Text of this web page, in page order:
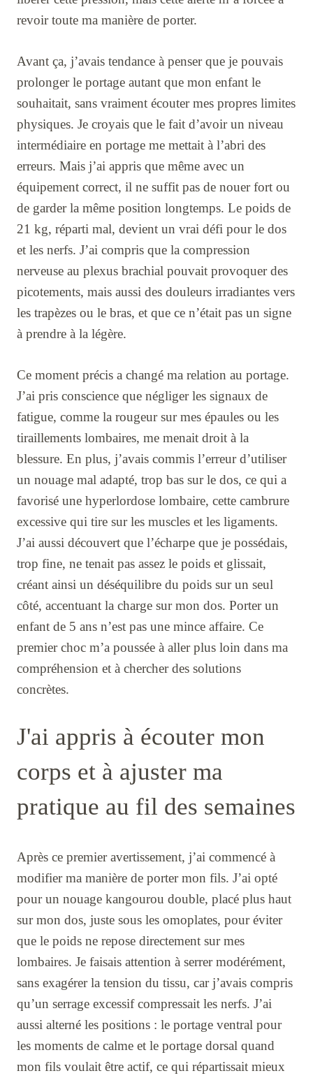
revoir toute ma manière de porter.
Avant ça, j’avais tendance à penser que je pouvais
prolonger le portage autant que mon enfant le
souhaitait, sans vraiment écouter mes propres limites
physiques. Je croyais que le fait d’avoir un niveau
intermédiaire en portage me mettait à l’abri des
erreurs. Mais j’ai appris que même avec un
équipement correct, il ne suffit pas de nouer fort ou
de garder la même position longtemps. Le poids de
21 kg, réparti mal, devient un vrai défi pour le dos
et les nerfs. J’ai compris que la compression
nerveuse au plexus brachial pouvait provoquer des
picotements, mais aussi des douleurs irradiantes vers
les trapèzes ou le bras, et que ce n’était pas un signe
à prendre à la légère.
Ce moment précis a changé ma relation au portage.
J’ai pris conscience que négliger les signaux de
fatigue, comme la rougeur sur mes épaules ou les
tiraillements lombaires, me menait droit à la
blessure. En plus, j’avais commis l’erreur d’utiliser
un nouage mal adapté, trop bas sur le dos, ce qui a
favorisé une hyperlordose lombaire, cette cambrure
excessive qui tire sur les muscles et les ligaments.
J’ai aussi découvert que l’écharpe que je possédais,
trop fine, ne tenait pas assez le poids et glissait,
créant ainsi un déséquilibre du poids sur un seul
côté, accentuant la charge sur mon dos. Porter un
enfant de 5 ans n’est pas une mince affaire. Ce
premier choc m’a poussée à aller plus loin dans ma
compréhension et à chercher des solutions
concrètes.
J'ai appris à écouter mon
corps et à ajuster ma
pratique au fil des semaines
Après ce premier avertissement, j’ai commencé à
modifier ma manière de porter mon fils. J’ai opté
pour un nouage kangourou double, placé plus haut
sur mon dos, juste sous les omoplates, pour éviter
que le poids ne repose directement sur mes
lombaires. Je faisais attention à serrer modérément,
sans exagérer la tension du tissu, car j’avais compris
qu’un serrage excessif compressait les nerfs. J’ai
aussi alterné les positions : le portage ventral pour
les moments de calme et le portage dorsal quand
mon fils voulait être actif, ce qui répartissait mieux